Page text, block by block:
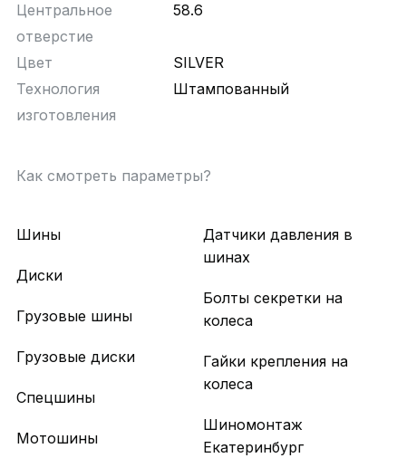
Центральное
отверстие
58.6
Цвет
SILVER
Технология
изготовления
Штампованный
Как смотреть параметры?
Шины
Диски
Грузовые шины
Грузовые диски
Спецшины
Мотошины
Датчики давления в
шинах
Болты секретки на
колеса
Гайки крепления на
колеса
Шиномонтаж
Екатеринбург